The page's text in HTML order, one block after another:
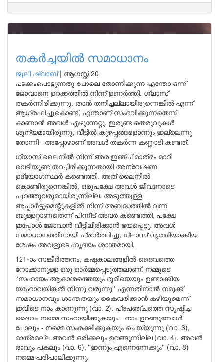
തകർച്ചയിൽ സമാധാനം
ജൂലി ഷ്വാബ്| ആഗസ്റ്റ് 20
പടക്കംപൊട്ടുന്നതു പോലെ തോന്നിക്കുന്ന എന്തോ ഒന്ന്
ജോവാനെ ഉറക്കത്തിൽ നിന്ന് ഉണർത്തി. ഗ്ലാസ്
തകർന്നിരിക്കുന്നു. താൻ തനിച്ചല്ലായിരുന്നെങ്കിൽ എന്ന്
ആഗ്രഹിച്ചുകൊണ്ട്, എന്താണ് സംഭവിക്കുന്നതെന്ന്
കാണാൻ അവൾ എഴുന്നേറ്റു. ഇരുണ്ട തെരുവുകൾ
ശൂന്യമായിരുന്നു, വീട്ടിൽ കുഴപ്പങ്ങളൊന്നും ഇല്ലെന്നു
തോന്നി - അപ്പോഴാണ് അവൾ തകർന്ന കണ്ണാടി കണ്ടത്.
ഗ്യാസ് ലൈനിൽ നിന്ന് അര ഇഞ്ച് മാത്രം മാറി
വെടിയുണ്ട തറച്ചിരിക്കുന്നതായി അന്വേഷണ
ഉദ്യോഗസ്ഥർ കണ്ടെത്തി. അത് ലൈനിൽ
കൊണ്ടിരുന്നെങ്കിൽ, ഒരുപക്ഷേ അവൾ ജീവനോടെ
പുറത്തുവരുമായിരുന്നില്ല. അടുത്തുള്ള
അപ്പാർട്ടുമെന്റുകളിൽ നിന്ന് അബദ്ധത്തിൽ വന്ന
ബുള്ളറ്റാണതെന്ന് പിന്നീട് അവർ കണ്ടെത്തി, പക്ഷേ
ഇപ്പോൾ ജോവാൻ വീട്ടിലിരിക്കാൻ ഭയപ്പെട്ടു. അവൾ
സമാധാനത്തിനായി പ്രാർത്ഥിച്ചു, ഗ്ലാസ് വൃത്തിയാക്കിയ
ശേഷം അവളുടെ ഹൃദയം ശാന്തമായി.
121-ാം സങ്കീർത്തനം, കഷ്ടകാലങ്ങളിൽ ദൈവത്തെ
നോക്കാനുള്ള ഒരു ഓർമ്മപ്പെടുത്തലാണ്. നമ്മുടെ
''സഹായം ആകാശത്തെയും ഭൂമിയെയും ഉണ്ടാക്കിയ
യഹോവയിങ്കൽ നിന്നു വരുന്നു'' എന്നതിനാൽ നമുക്ക്
സമാധാനവും ശാന്തതയും കൈവരിക്കാൻ കഴിയുമെന്ന്
ഇവിടെ നാം കാണുന്നു (വാ. 2). പ്രപഞ്ചത്തെ സൃഷ്ടിച്ച
ദൈവം നമ്മെ സഹായിക്കുകയും - നാം ഉറങ്ങുമ്പോൾ
പോലും - നമ്മെ സംരക്ഷിക്കുകയും ചെയ്യുന്നു (വാ. 3),
മാത്രമല്ല അവൻ ഒരിക്കലും ഉറങ്ങുന്നില്ല (വാ. 4). അവൻ
രാവും പകലും (വാ. 6), ''ഇന്നും എന്നെന്നേക്കും'' (വാ. 8)
നമ്മെ പരിപാലിക്കുന്നു.